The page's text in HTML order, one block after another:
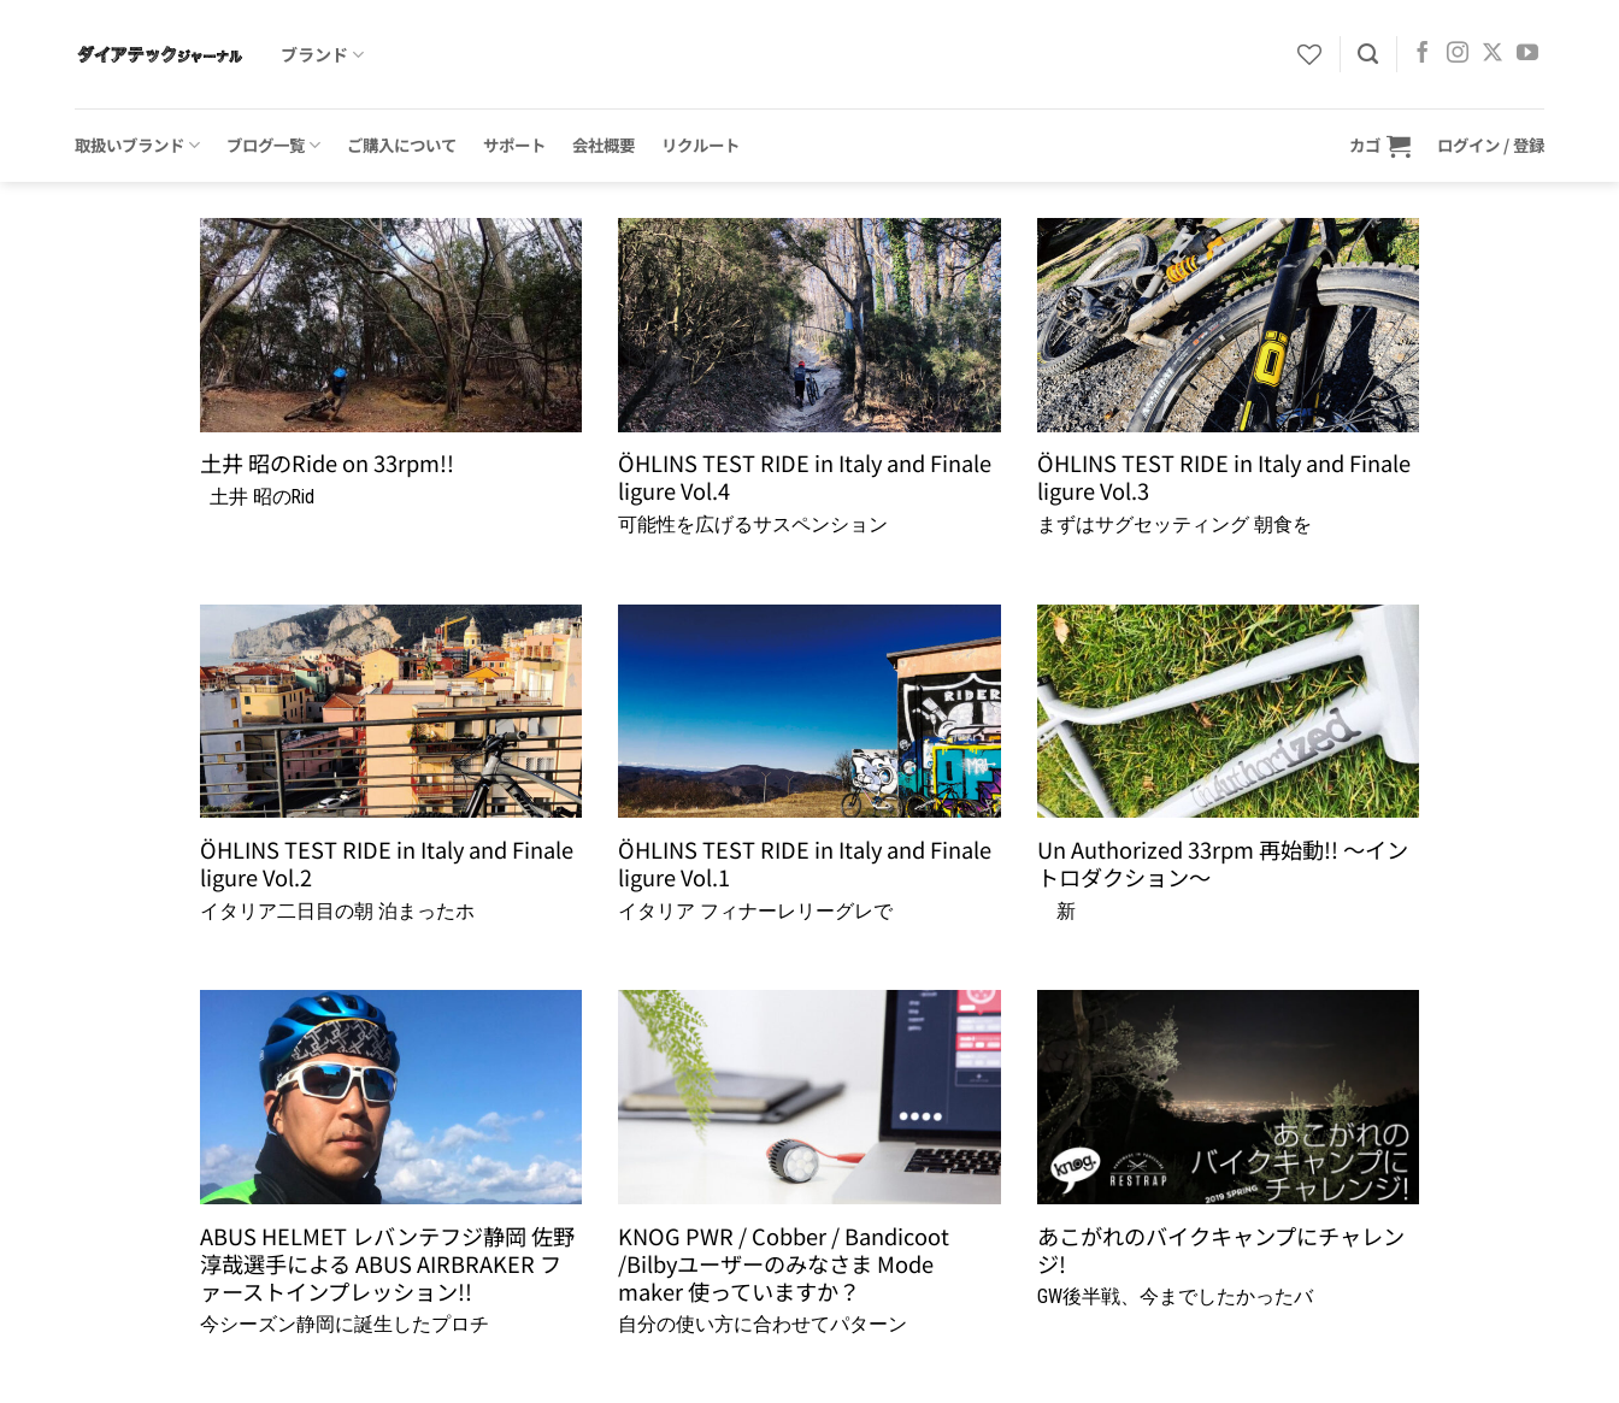
ブランド
取扱いブランド ブログ一覧 ご購入について サポート 会社概要 リクルート カゴ ログイン / 登録
土井 昭のRide on 33rpm!!
土井 昭のRid
ÖHLINS TEST RIDE in Italy and Finale
ligure Vol.4
可能性を広げるサスペンション
ÖHLINS TEST RIDE in Italy and Finale
ligure Vol.3
まずはサグセッティング 朝食を
ÖHLINS TEST RIDE in Italy and Finale
ligure Vol.2
イタリア二日目の朝 泊まったホ
ÖHLINS TEST RIDE in Italy and Finale
ligure Vol.1
イタリア フィナーレリーグレで
Un Authorized 33rpm 再始動!! 〜イン
トロダクション〜
新
ABUS HELMET レバンテフジ静岡 佐野
淳哉選手による ABUS AIRBRAKER フ
ァーストインプレッション!!
今シーズン静岡に誕生したプロチ
KNOG PWR / Cobber / Bandicoot
/Bilbyユーザーのみなさま Mode
maker 使っていますか？
自分の使い方に合わせてパターン
あこがれのバイクキャンプにチャレン
ジ!
GW後半戦、今までしたかったバ